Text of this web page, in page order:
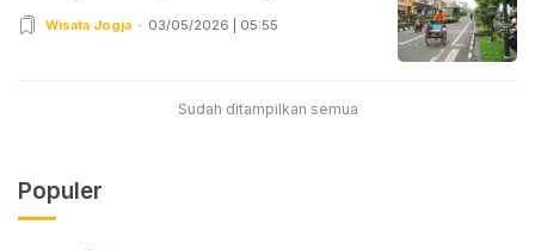
Wisata Jogja 03/05/2026 | 05:55
Sudah ditampilkan semua
Populer